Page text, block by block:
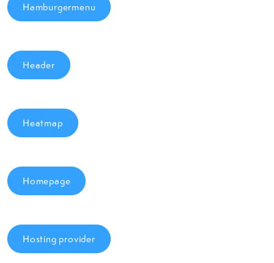
Hamburgermenu
Header
Heatmap
Homepage
Hosting provider